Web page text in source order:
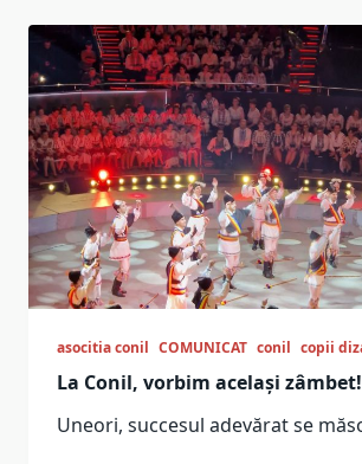
asocitia conil COMUNICAT conil copii
La Conil, vorbim același zâmbet!
Uneori, succesul adevărat se